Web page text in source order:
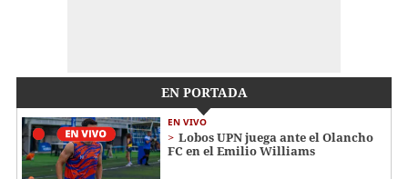
EN PORTADA
EN VIVO
Lobos UPN juega ante el Olancho
FC en el Emilio Williams